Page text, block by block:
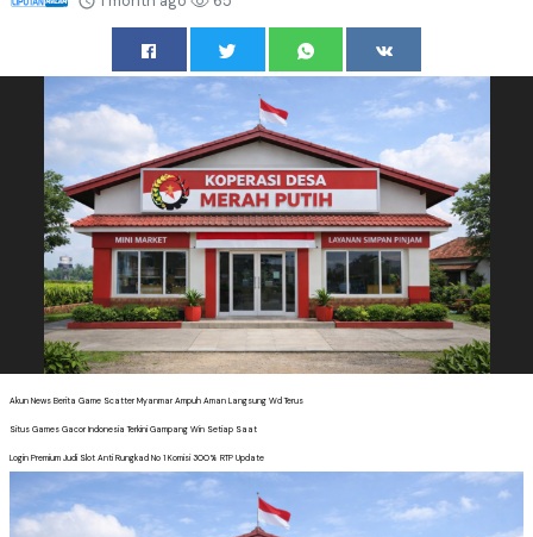
Akun News Berita Game Scatter Myanmar Ampuh Aman Langsung Wd Terus
Situs Games Gacor Indonesia Terkini Gampang Win Setiap Saat
Login Premium Judi Slot Anti Rungkad No 1 Komisi 300% RTP Update